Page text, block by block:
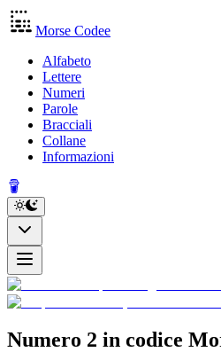
Morse Codee
Alfabeto
Lettere
Numeri
Parole
Bracciali
Collane
Informazioni
Numero 2 in codice